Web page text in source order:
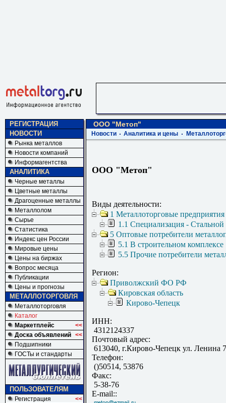
РЕГИСТРАЦИЯ
НОВОСТИ
Рынка металлов
Новости компаний
Информагентства
АНАЛИТИКА
Черные металлы
Цветные металлы
Драгоценные металлы
Металлолом
Сырье
Статистика
Индекс цен России
Мировые цены
Цены на биржах
Вопрос месяца
Публикации
Цены и прогнозы
МЕТАЛЛОТОРГОВЛЯ
Металлоторговля
Каталог
Маркетплейс
<<
Доска объявлений <<
Подшипники
ГОСТы и стандарты
ПОЛЬЗОВАТЕЛЯМ
Регистрация
<<
ООО "Метоп"
Новости Аналитика и цены
ООО "Метоп"
Виды деятельности:
1 Металлоторговые
1.1 Специализация - Стальной
5 Оптовые потребители
5.1 В строительном комплексе
5.5 Прочие потребители
Регион:
Приволжский ФО РФ
Кировская область
Кирово-Чепецк
ИНН:
4312124337
Почтовый адрес:
613040, г.Кирово-Чепецк ул. Ленина 7
Телефон:
()50514, 53876
Факс:
5-38-76
E-mail::